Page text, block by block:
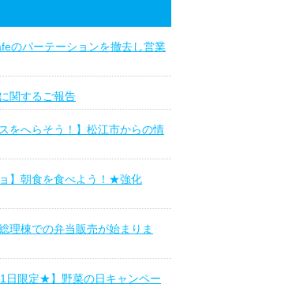
のパーテーションを撤去し営業
関するご報告
スをへらそう！】松江市からの情
ョ】朝食を食べよう！★強化
総理棟での弁当販売が始まりま
日限定★】野菜の日キャンペー